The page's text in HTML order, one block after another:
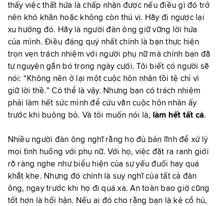
thấy việc thất hứa là chấp nhận được nếu điều gì đó trở
nên khó khăn hoặc không còn thú vị. Hãy đi ngược lại
xu hướng đó. Hãy là người đàn ông giữ vững lời hứa
của mình. Điều đáng quý nhất chính là bạn thực hiện
trọn vẹn trách nhiệm với người phụ nữ mà chính bạn đã
tự nguyện gắn bó trong ngày cưới. Tôi biết có người sẽ
nói: “Không nên ở lại một cuộc hôn nhân tồi tệ chỉ vì
giữ lời thề.” Có thể là vậy. Nhưng bạn có trách nhiệm
phải làm hết sức mình để cứu vãn cuộc hôn nhân ấy
trước khi buông bỏ. Và tôi muốn nói là, làm hết tất cả.
Nhiều người đàn ông nghĩ rằng họ đủ bản lĩnh để xử lý
mọi tình huống với phụ nữ. Với họ, việc đặt ra ranh giới
rõ ràng nghe như biểu hiện của sự yếu đuối hay quá
khắt khe. Nhưng đó chính là suy nghĩ của tất cả đàn
ông, ngay trước khi họ đi quá xa. An toàn bao giờ cũng
tốt hơn là hối hận. Nếu ai đó cho rằng bạn là kẻ cổ hủ,